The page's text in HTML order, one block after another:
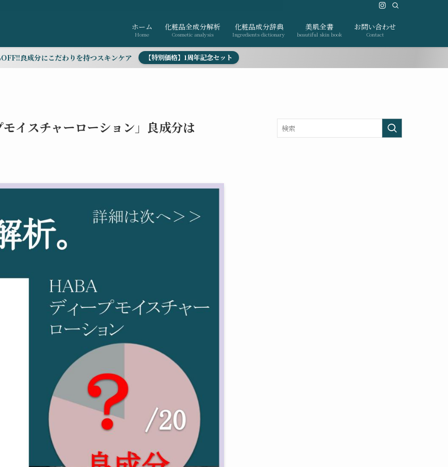
ホーム
Home
化粧品全成分解析
Cosmetic analysis
化粧品成分辞典
Ingredients dictionary
美肌全書
beautiful skin book
お問い合わせ
Contact
良成分にこだわりを持つスキンケア 【特別価格】1周年記念セット
イスチャーローション」良成分は